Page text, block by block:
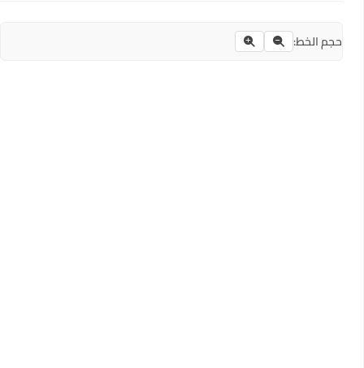
حجم الخط: